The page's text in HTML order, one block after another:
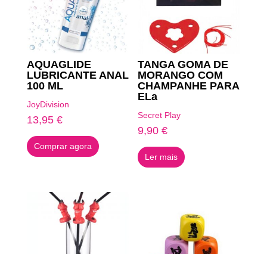
AQUAGLIDE
LUBRICANTE ANAL
100 ML
JoyDivision
13,95 €
Comprar agora
TANGA GOMA DE
MORANGO COM
CHAMPANHE PARA
ELa
Secret Play
9,90€
Ler mais